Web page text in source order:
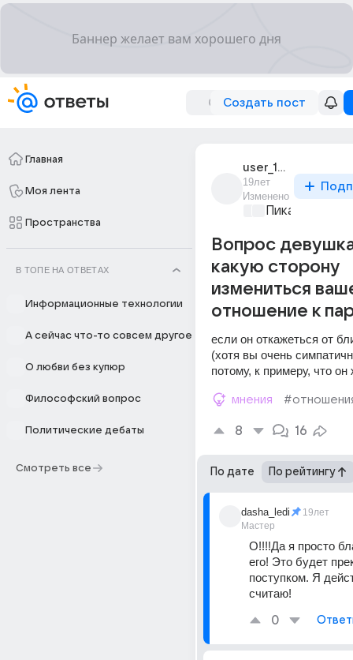
Создать пост
Главная
Моя лента
Пространства
В ТОПЕ НА ОТВЕТАХ
Информационные технологии
А сейчас что-то совсем другое
О любви без купюр
Философский вопрос
Политические дебаты
Смотреть все
user_1806106
19лет
Изменено
Пикантно о
Вопрос
какую сторону
измениться
отношение к
если он откажеться от
(хотя вы очень
потому, к примеру, что он
мнения
8 16
По дате По рейтингу
dasha_ledi
Мастер
19лет
О!!!!Да я просто
его! Это будет
поступком. Я
считаю!
0